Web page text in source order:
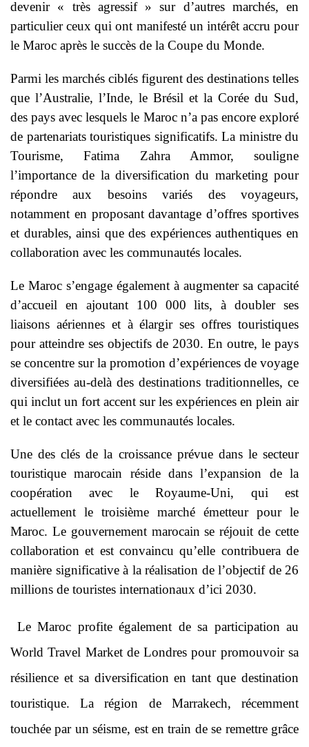
devenir « très agressif » sur d’autres marchés, en
particulier ceux qui ont manifesté un intérêt accru pour
le Maroc après le succès de la Coupe du Monde.
Parmi les marchés ciblés figurent des destinations telles
que l’Australie, l’Inde, le Brésil et la Corée du Sud,
des pays avec lesquels le Maroc n’a pas encore exploré
de partenariats touristiques significatifs. La ministre du
Tourisme, Fatima Zahra Ammor, souligne
l’importance de la diversification du marketing pour
répondre aux besoins variés des voyageurs,
notamment en proposant davantage d’offres sportives
et durables, ainsi que des expériences authentiques en
collaboration avec les communautés locales.
Le Maroc s’engage également à augmenter sa capacité
d’accueil en ajoutant 100 000 lits, à doubler ses
liaisons aériennes et à élargir ses offres touristiques
pour atteindre ses objectifs de 2030. En outre, le pays
se concentre sur la promotion d’expériences de voyage
diversifiées au-delà des destinations traditionnelles, ce
qui inclut un fort accent sur les expériences en plein air
et le contact avec les communautés locales.
Une des clés de la croissance prévue dans le secteur
touristique marocain réside dans l’expansion de la
coopération avec le Royaume-Uni, qui est
actuellement le troisième marché émetteur pour le
Maroc. Le gouvernement marocain se réjouit de cette
collaboration et est convaincu qu’elle contribuera de
manière significative à la réalisation de l’objectif de 26
millions de touristes internationaux d’ici 2030.
Le Maroc profite également de sa participation au
World Travel Market de Londres pour promouvoir sa
résilience et sa diversification en tant que destination
touristique. La région de Marrakech, récemment
touchée par un séisme, est en train de se remettre grâce